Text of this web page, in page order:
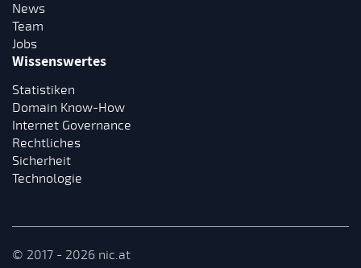
News
Team
Jobs
Wissenswertes
Statistiken
Domain Know-How
Internet Governance
Rechtliches
Sicherheit
Technologie
© 2017 - 2026 nic.at